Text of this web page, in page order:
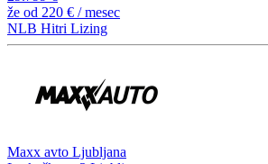
že od 220 € / mesec
NLB Hitri Lizing
⁠Maxx avto Ljubljana